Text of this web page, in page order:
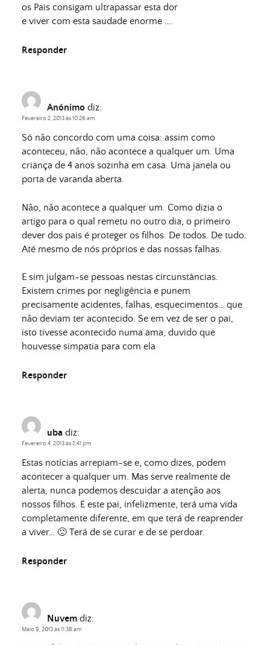
os Pais consigam ultrapassar esta dor
e viver com esta saudade enorme ….
Responder
Anónimo diz:
Fevereiro 2, 2013 às 10:26 am
Só não concordo com uma coisa: assim como
aconteceu, não, não acontece a qualquer um. Uma
criança de 4 anos sozinha em casa. Uma janela ou
porta de varanda aberta.
Não, não acontece a qualquer um. Como dizia o
artigo para o qual remetu no outro dia, o primeiro
dever dos pais é proteger os filhos. De todos. De tudo.
Até mesmo de nós próprios e das nossas falhas.
E sim julgam-se pessoas nestas circunstâncias.
Existem crimes por negligência e punem
precisamente acidentes, falhas, esquecimentos… que
não deviam ter acontecido. Se em vez de ser o pai,
isto tivesse acontecido numa ama, duvido que
houvesse simpatia para com ela
Responder
uba diz:
Fevereiro 4, 2013 às 2:41 pm
Estas notícias arrepiam-se e, como dizes, podem
acontecer a qualquer um. Mas serve realmente de
alerta, nunca podemos descuidar a atenção aos
nossos filhos. E este pai, infelizmente, terá uma vida
completamente diferente, em que terá de reaprender
a viver… 🙁 Terá de se curar e de se perdoar.
Responder
Nuvem diz:
Maio 9, 2013 às 11:38 am